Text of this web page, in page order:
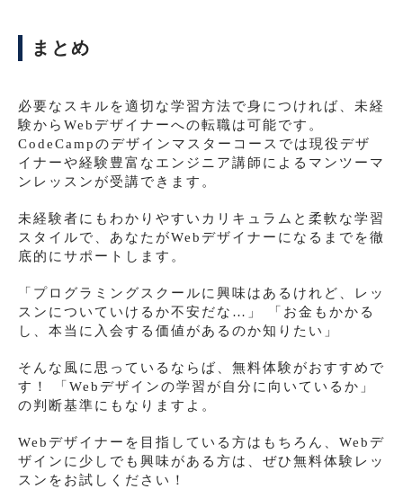
まとめ
必要なスキルを適切な学習方法で身につければ、未経
験からWebデザイナーへの転職は可能です。
CodeCampのデザインマスターコースでは現役デザ
イナーや経験豊富なエンジニア講師によるマンツーマ
ンレッスンが受講できます。
未経験者にもわかりやすいカリキュラムと柔軟な学習
スタイルで、あなたがWebデザイナーになるまでを徹
底的にサポートします。
「プログラミングスクールに興味はあるけれど、レッ
スンについていけるか不安だな…」 「お金もかかる
し、本当に入会する価値があるのか知りたい」
そんな風に思っているならば、無料体験がおすすめで
す！ 「Webデザインの学習が自分に向いているか」
の判断基準にもなりますよ。
Webデザイナーを目指している方はもちろん、Webデ
ザインに少しでも興味がある方は、ぜひ無料体験レッ
スンをお試しください！